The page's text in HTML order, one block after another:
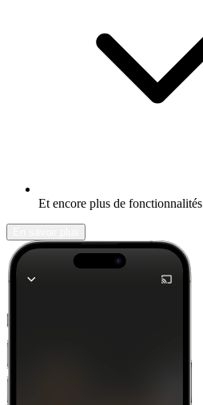
Et encore plus de fonctionnalités